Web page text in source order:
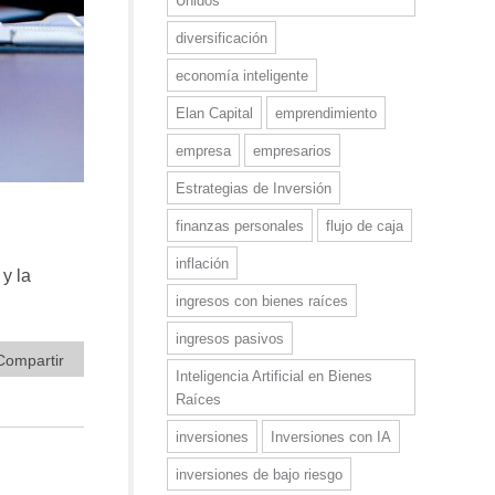
la
diversificación
economía inteligente
Elan Capital emprendimiento
empresa empresarios
Estrategias de Inversión
finanzas personales flujo de caja
inflación
ingresos con bienes raíces
ingresos pasivos
Inteligencia Artificial en Bienes
Raíces
inversiones Inversiones con IA
inversiones de bajo riesgo